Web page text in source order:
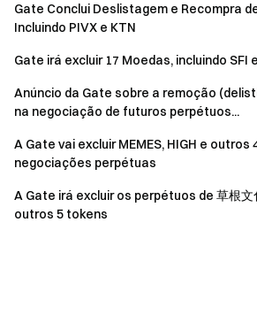
Gate Conclui Deslistagem e Recompra
Incluindo PIVX e KTN
Gate irá excluir 17 Moedas, incluindo SFI
Anúncio da Gate sobre a remoção
na negociação de futuros perpétuos...
A Gate vai excluir MEMES, HIGH e outros
negociações perpétuas
A Gate irá excluir os perpétuos de 草根文
outros 5 tokens